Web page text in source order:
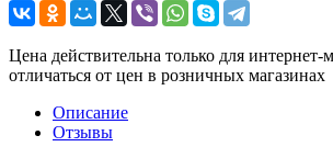
Цена действительна только для интернет-
отличаться от цен в розничных магазинах
Описание
Отзывы